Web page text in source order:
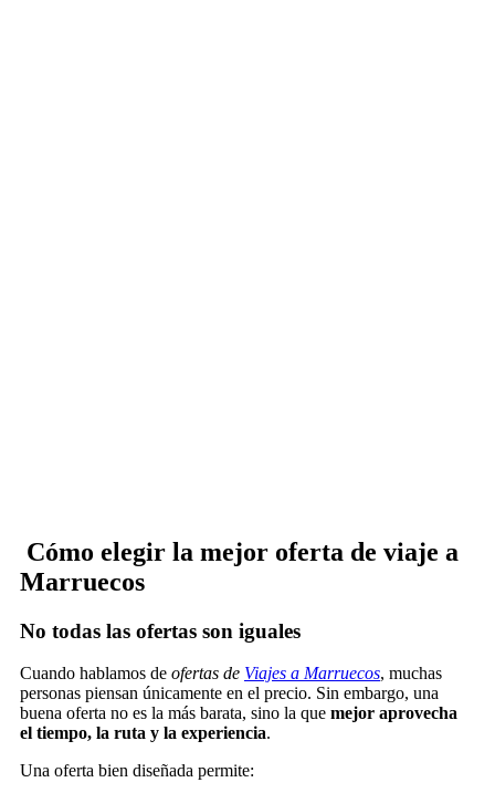
Cómo elegir la mejor oferta de viaje a
Marruecos
No todas las ofertas son iguales
Cuando hablamos de ofertas de Viajes a Marruecos, muchas
personas piensan únicamente en el precio. Sin embargo, una
buena oferta no es la más barata, sino la que mejor aprovecha
el tiempo, la ruta y la experiencia.
Una oferta bien diseñada permite: